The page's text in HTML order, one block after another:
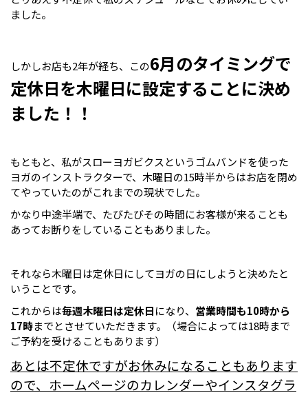
ました。
しかしお店も2年が経ち、この6月のタイミングで
定休日を木曜日に設定することに決め
ました！！
もともと、私がスローヨガビクスというゴムバンドを使った
ヨガのインストラクターで、木曜日の15時半からはお店を閉め
てやっていたのがこれまでの現状でした。
かなり中途半端で、たびたびその時間にお客様が来ることも
あってお断りをしていることもありました。
それなら木曜日は定休日にしてヨガの日にしようと決めたと
いうことです。
これからは毎週木曜日は定休日になり、 営業時間も10時から
17時までとさせていただきます。（場合によっては18時まで
ご予約を受けることもあります）
あとは不定休ですがお休みになることもあります
ので、ホームページのカレンダーやインスタグラ